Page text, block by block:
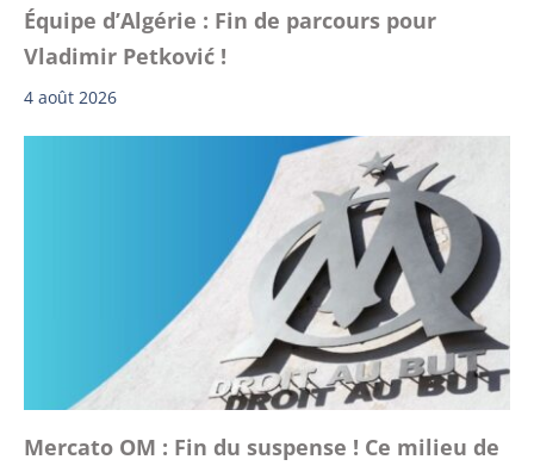
Équipe d’Algérie : Fin de parcours pour
Vladimir Petković !
4 août 2026
Mercato OM : Fin du suspense ! Ce milieu de